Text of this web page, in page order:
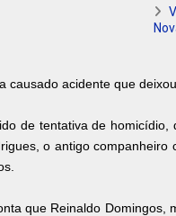
causado acidente que
de tentativa de
o antigo
que Reinaldo Domingos,